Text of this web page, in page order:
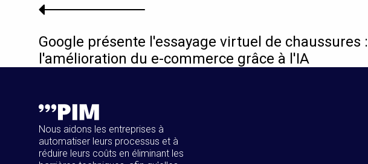
Google présente l'essayage virtuel de chaussures :
l'amélioration du e-commerce grâce à l'IA
Nous aidons les entreprises à
automatiser leurs processus et à
réduire leurs coûts en éliminant les